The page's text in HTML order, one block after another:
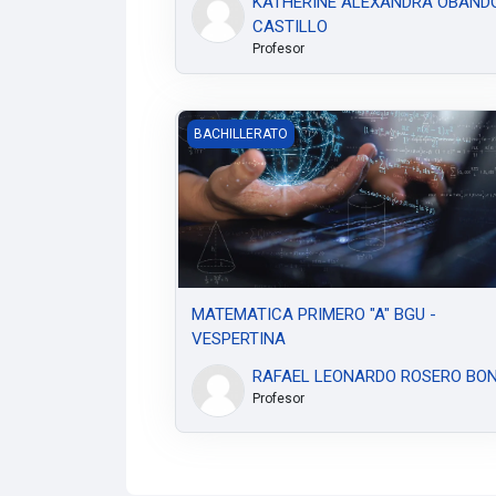
CASTILLO
Profesor
MATEMATICA PRIMERO "A" BGU -
BACHILLERATO
MATEMATICA PRIMERO "A" BGU -
VESPERTINA
RAFAEL LEONARDO ROSERO
Profesor